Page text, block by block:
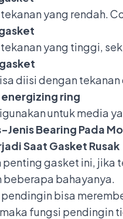
yang rendah.
yang tinggi,
diisi dengan
ring
untuk media
Jenis Bearing Pada
Saat Gasket Rusak
gasket ini, jika
bahayanya.
bisa
fungsi pendingin